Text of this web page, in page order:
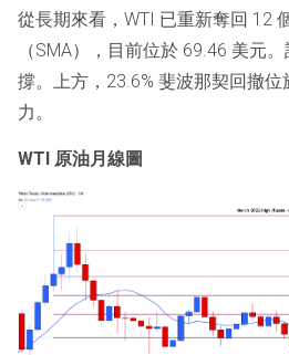
從長期來看，WTI 已重新奪回 12
（SMA），目前位於 69.46 美元
撐。上方，23.6% 斐波那契回撤位
力。
WTI 原油月線圖